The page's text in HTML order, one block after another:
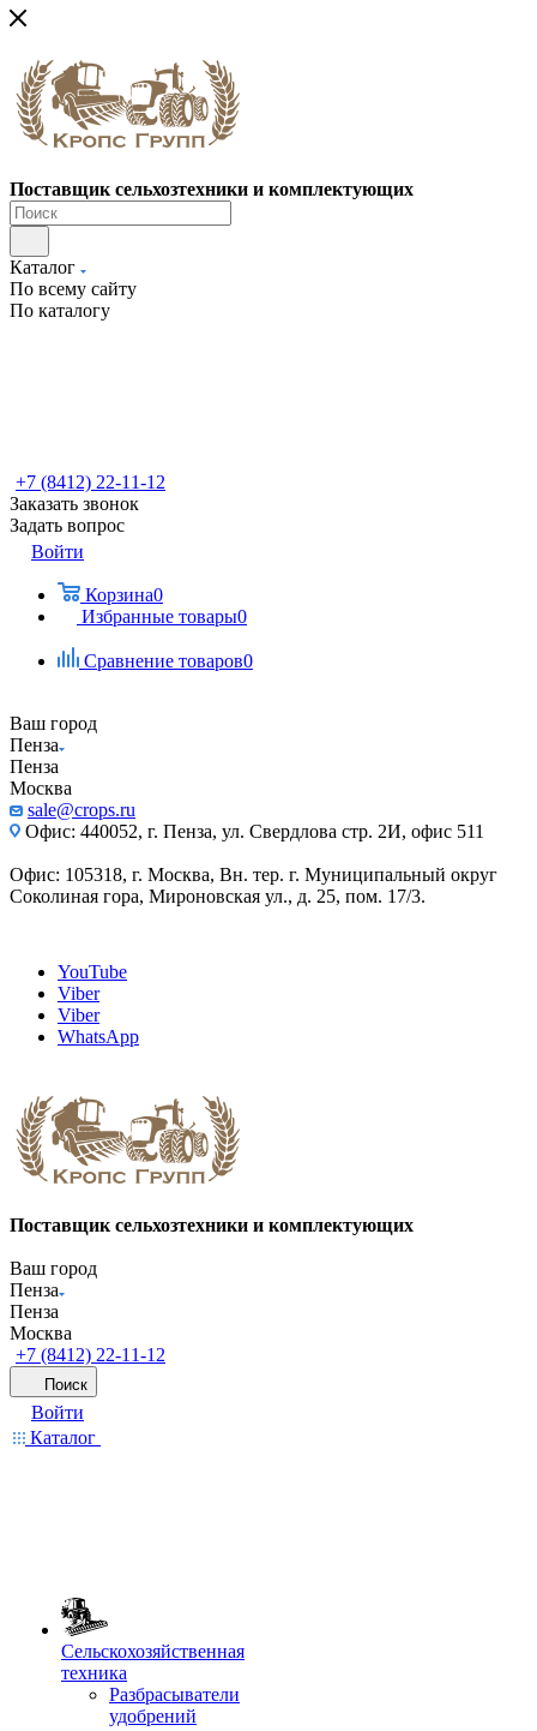
Поставщик сельхозтехники и комплектующих
Каталог
По всему сайту
По каталогу
+7 (8412) 22-11-12
Заказать звонок
Задать вопрос
Войти
Корзина0
Избранные товары0
Сравнение товаров0
Ваш город
Пенза
Пенза
Москва
sale@crops.ru
Офис: 440052, г. Пенза, ул. Свердлова стр. 2И, офис 511
Офис: 105318, г. Москва, Вн. тер. г. Муниципальный округ
Соколиная гора, Мироновская ул., д. 25, пом. 17/3.
YouTube
Viber
Viber
WhatsApp
Поставщик сельхозтехники и комплектующих
Ваш город
Пенза
Пенза
Москва
+7 (8412) 22-11-12
Поиск
Войти
Каталог
Сельскохозяйственная
техника
Разбрасыватели
удобрений